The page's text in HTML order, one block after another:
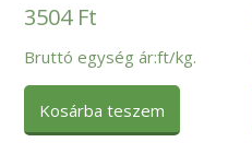
3504 Ft
Bruttó egység ár:ft/kg.
Kosárba teszem